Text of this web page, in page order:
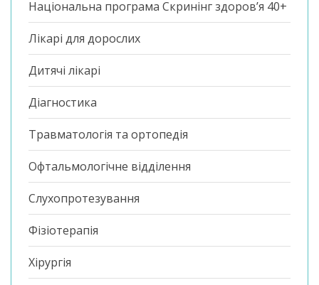
Національна програма Скринінг здоров’я 40+
Лікарі для дорослих
Дитячі лікарі
Діагностика
Травматологія та ортопедія
Офтальмологічне відділення
Слухопротезування
Фізіотерапія
Хірургія